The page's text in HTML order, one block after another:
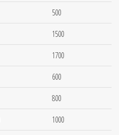
500
1500
1700
600
800
1000